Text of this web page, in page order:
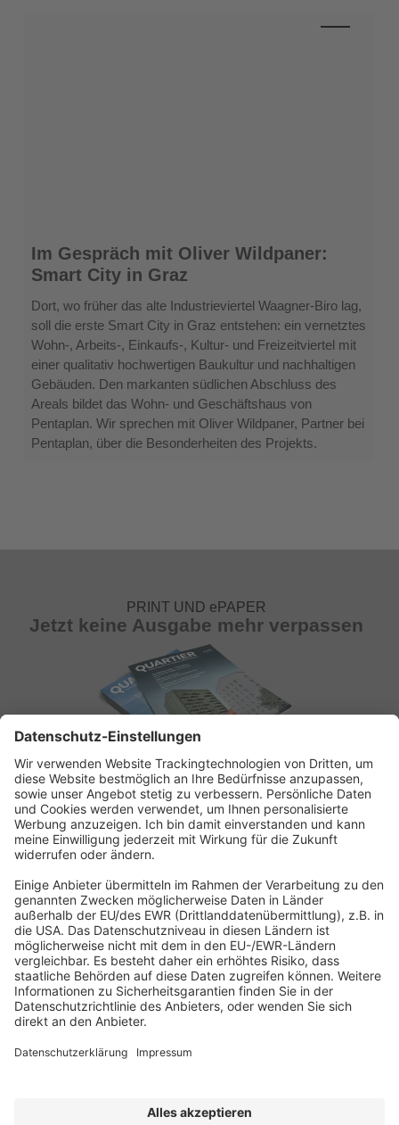
Im
Gespräch
mit
Oliver
Wildpaner:
Smart
City
Graz
Im Gespräch mit Oliver Wildpaner:
Smart City in Graz
Dort, wo früher das alte Industrieviertel Waagner-Biro lag,
soll die erste Smart City in Graz entstehen: ein vernetztes
Wohn‑, Arbeits‑, Einkaufs‑, Kultur- und Freizeitviertel mit
einer qualitativ hochwertigen Baukultur und nachhaltigen
Gebäuden. Den markanten südlichen Abschluss des
Areals bildet das Wohn- und Geschäftshaus von
Pentaplan. Wir sprechen mit Oliver Wildpaner, Partner bei
Pentaplan, über die Besonderheiten des Projekts.
PRINT UND ePAPER
Jetzt keine Ausgabe mehr verpassen
ABONNEMENT ANFORDERN
Kostenloses Probeheft anfordern
2025 Quartier